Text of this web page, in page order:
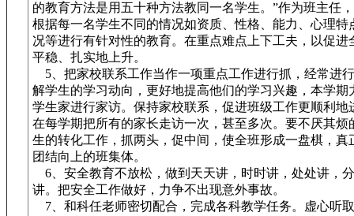
的教育方法是用五十种方法教同一名学生。”作为班主任
根据每一名学生不同的情况如资质、性格、能力、心理特
况等进行有针对性的教育。在重点难点上下工夫，以促进
平稳、扎实地上升。
5、把家校联系工作当作一项重点工作进行抓，经常进
解学生的学习动向，更好地提高他们的学习兴趣，本学期
学生家进行家访。保持家校联系，促进班级工作更顺利地
在每学期把所有的家长走访一次，甚至多次。要不厌其烦
生的转化工作，抓两头，促中间，使全班形成一盘棋，真
团结向上的班集体。
6、安全教育不放松，做到天天讲，时时讲，处处讲，
讲。把安全工作做好，力争不出现意外事故。
7、和科任老师密切配合，完成各科教学任务。虚心听